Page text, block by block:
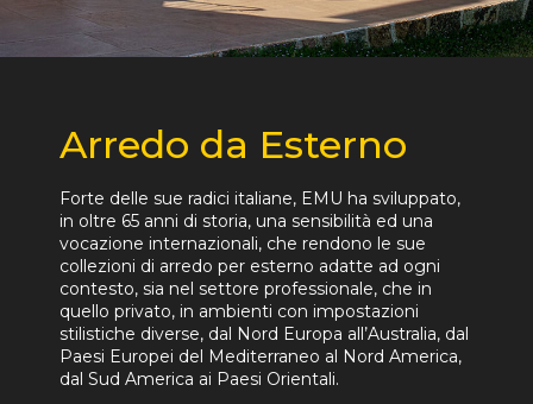
Arredo da Esterno
Forte delle sue radici italiane, EMU ha sviluppato,
in oltre 65 anni di storia, una sensibilità ed una
vocazione internazionali, che rendono le sue
collezioni di arredo per esterno adatte ad ogni
contesto, sia nel settore professionale, che in
quello privato, in ambienti con impostazioni
stilistiche diverse, dal Nord Europa all’Australia, dal
Paesi Europei del Mediterraneo al Nord America,
dal Sud America ai Paesi Orientali.